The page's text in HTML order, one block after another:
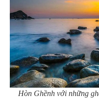
Hòn Ghềnh với những